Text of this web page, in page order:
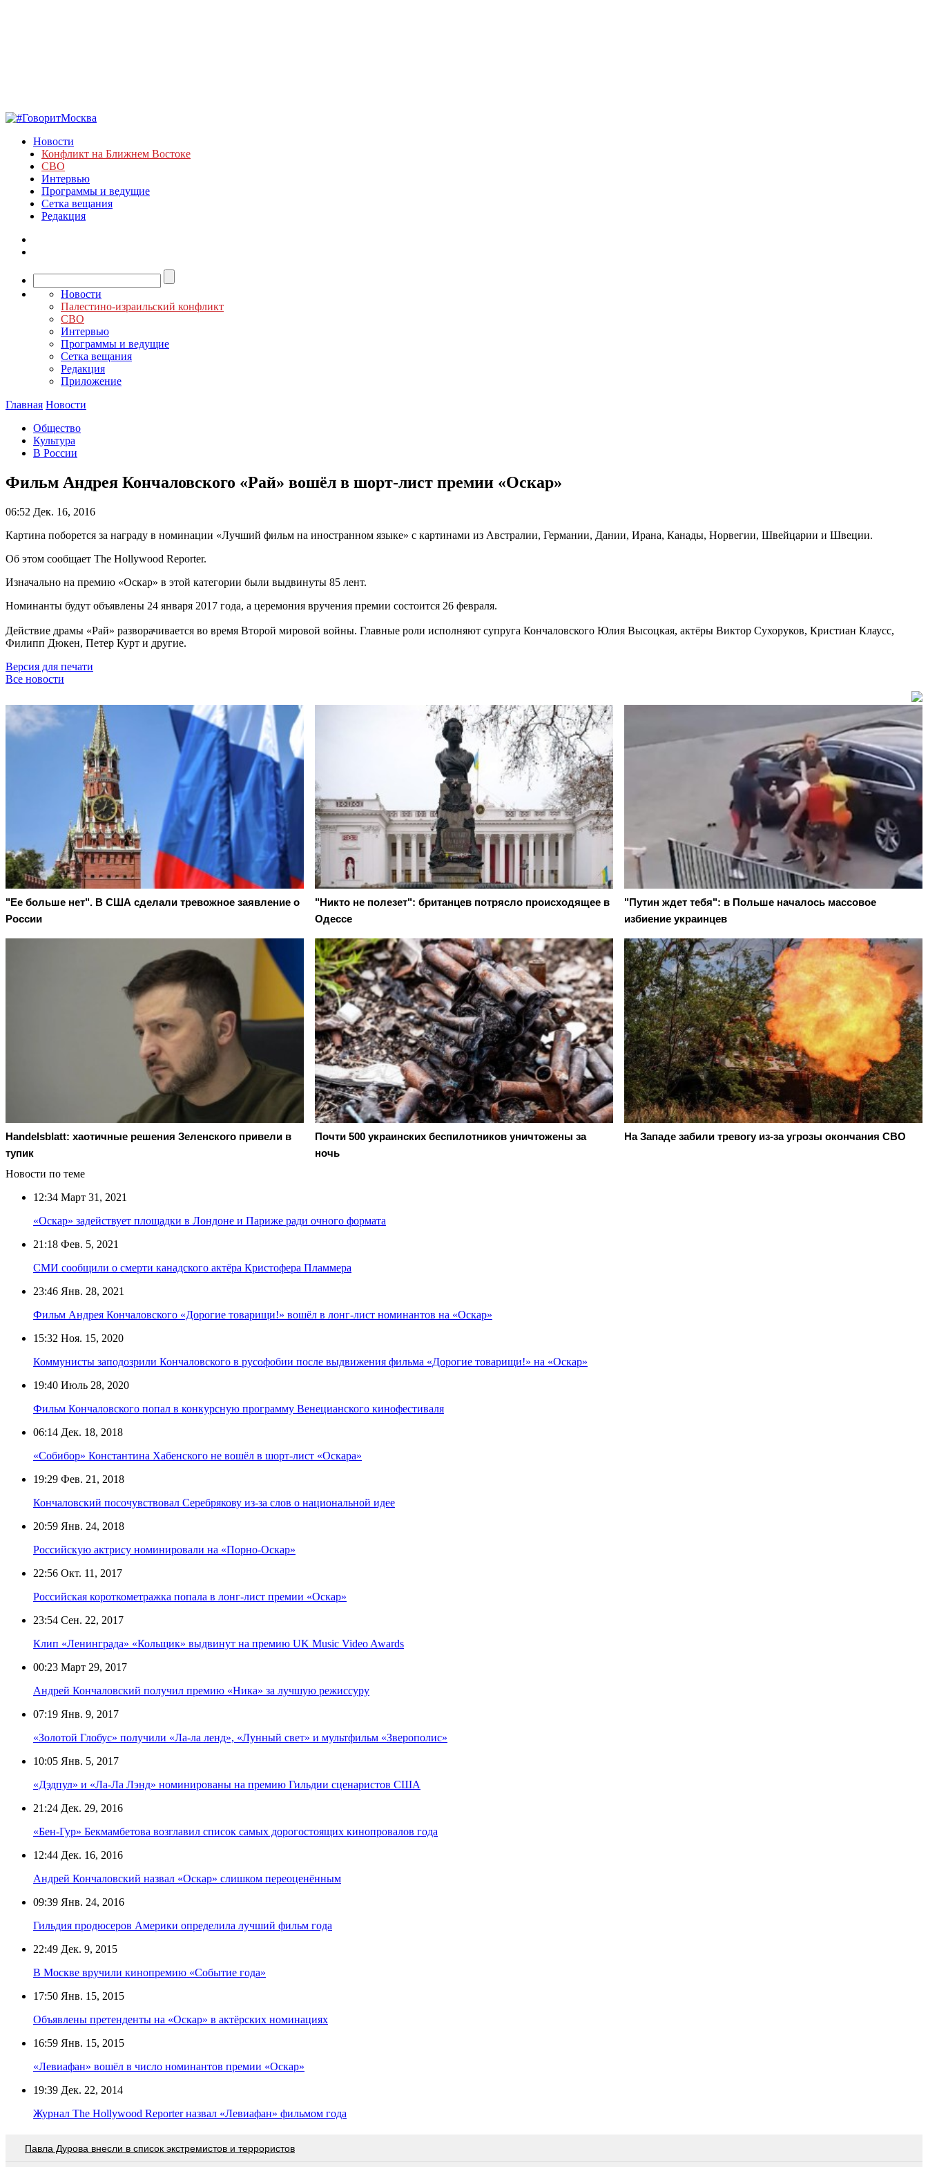
Новости
Конфликт на Ближнем Востоке
СВО
Интервью
Программы и ведущие
Сетка вещания
Редакция
Новости
Палестино-израильский конфликт
СВО
Интервью
Программы и ведущие
Сетка вещания
Редакция
Приложение
Главная Новости
Общество
Культура
В России
Фильм Андрея Кончаловского «Рай» вошёл в шорт-лист премии «Оскар»
06:52 Дек. 16, 2016
Картина поборется за награду в номинации «Лучший фильм на иностранном языке» с картинами из Австралии, Германии, Дании, Ирана, Канады, Норвегии, Швейцарии и Швеции.
Об этом сообщает The Hollywood Reporter.
Изначально на премию «Оскар» в этой категории были выдвинуты 85 лент.
Номинанты будут объявлены 24 января 2017 года, а церемония вручения премии состоится 26 февраля.
Действие драмы «Рай» разворачивается во время Второй мировой войны. Главные роли исполняют супруга Кончаловского Юлия Высоцкая, актёры Виктор Сухоруков, Кристиан Клаусс,
Филипп Дюкен, Петер Курт и другие.
Версия для печати
Все новости
"Ее больше нет". В США сделали тревожное заявление о
России
"Никто не полезет": британцев потрясло происходящее в
Одессе
"Путин ждет тебя": в Польше началось массовое
избиение украинцев
Handelsblatt: хаотичные решения Зеленского привели в
тупик
Почти 500 украинских беспилотников уничтожены за
ночь
На Западе забили тревогу из-за угрозы окончания СВО
Новости по теме
12:34 Март 31, 2021
«Оскар» задействует площадки в Лондоне и Париже ради очного формата
21:18 Фев. 5, 2021
СМИ сообщили о смерти канадского актёра Кристофера Пламмера
23:46 Янв. 28, 2021
Фильм Андрея Кончаловского «Дорогие товарищи!» вошёл в лонг-лист номинантов на «Оскар»
15:32 Ноя. 15, 2020
Коммунисты заподозрили Кончаловского в русофобии после выдвижения фильма «Дорогие товарищи!» на «Оскар»
19:40 Июль 28, 2020
Фильм Кончаловского попал в конкурсную программу Венецианского кинофестиваля
06:14 Дек. 18, 2018
«Собибор» Константина Хабенского не вошёл в шорт-лист «Оскара»
19:29 Фев. 21, 2018
Кончаловский посочувствовал Серебрякову из-за слов о национальной идее
20:59 Янв. 24, 2018
Российскую актрису номинировали на «Порно-Оскар»
22:56 Окт. 11, 2017
Российская короткометражка попала в лонг-лист премии «Оскар»
23:54 Сен. 22, 2017
Клип «Ленинграда» «Кольщик» выдвинут на премию UK Music Video Awards
00:23 Март 29, 2017
Андрей Кончаловский получил премию «Ника» за лучшую режиссуру
07:19 Янв. 9, 2017
«Золотой Глобус» получили «Ла-ла ленд», «Лунный свет» и мультфильм «Зверополис»
10:05 Янв. 5, 2017
«Дэдпул» и «Ла-Ла Лэнд» номинированы на премию Гильдии сценаристов США
21:24 Дек. 29, 2016
«Бен-Гур» Бекмамбетова возглавил список самых дорогостоящих кинопровалов года
12:44 Дек. 16, 2016
Андрей Кончаловский назвал «Оскар» слишком переоценённым
09:39 Янв. 24, 2016
Гильдия продюсеров Америки определила лучший фильм года
22:49 Дек. 9, 2015
В Москве вручили кинопремию «Событие года»
17:50 Янв. 15, 2015
Объявлены претенденты на «Оскар» в актёрских номинациях
16:59 Янв. 15, 2015
«Левиафан» вошёл в число номинантов премии «Оскар»
19:39 Дек. 22, 2014
Журнал The Hollywood Reporter назвал «Левиафан» фильмом года
Павла Дурова внесли в список экстремистов и террористов